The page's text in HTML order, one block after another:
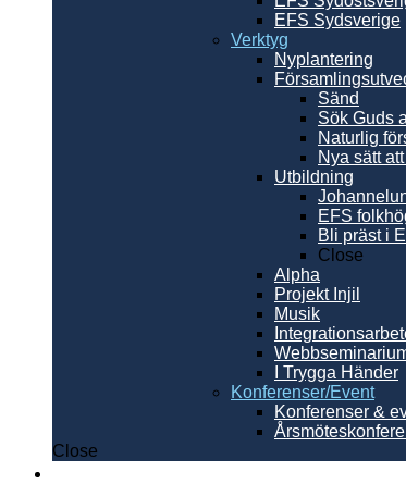
EFS Sydsverige
Verktyg
Nyplantering
Sänd
Sök Guds
Naturlig
Nya sätt
Utbildning
EFS
Bli präst i
Close
Alpha
Projekt Injil
Musik
I Trygga Händer
Konferenser/Event
Konferenser &
Close